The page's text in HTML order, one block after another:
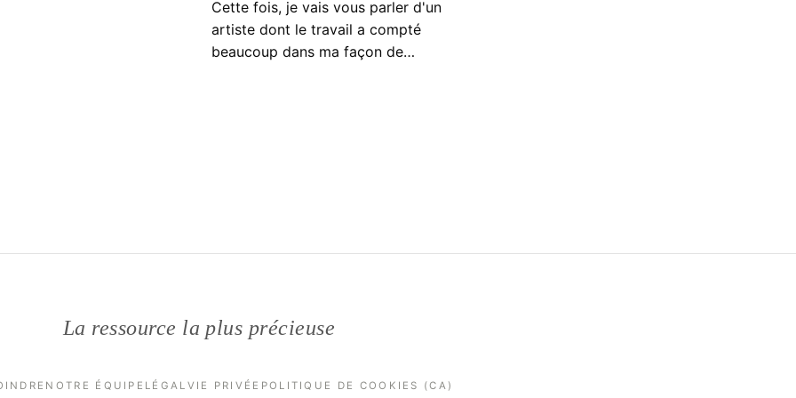
Cette fois, je vais vous parler d'un
artiste dont le travail a compté
beaucoup dans ma façon de…
La ressource la plus précieuse
NOTRE ÉQUIPE LÉGAL VIE PRIVÉE POLITIQUE DE COOKIES (CA)